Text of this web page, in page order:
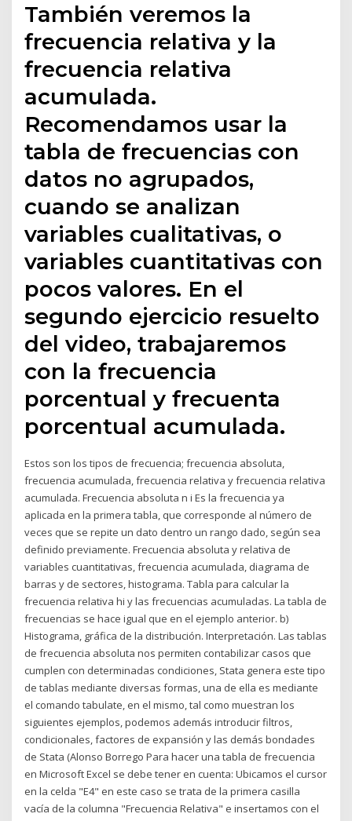
También veremos la
frecuencia relativa y la
frecuencia relativa
acumulada.
Recomendamos usar la
tabla de frecuencias con
datos no agrupados,
cuando se analizan
variables cualitativas, o
variables cuantitativas con
pocos valores. En el
segundo ejercicio resuelto
del video, trabajaremos
con la frecuencia
porcentual y frecuenta
porcentual acumulada.
Estos son los tipos de frecuencia; frecuencia absoluta,
frecuencia acumulada, frecuencia relativa y frecuencia relativa
acumulada. Frecuencia absoluta n i Es la frecuencia ya
aplicada en la primera tabla, que corresponde al número de
veces que se repite un dato dentro un rango dado, según sea
definido previamente. Frecuencia absoluta y relativa de
variables cuantitativas, frecuencia acumulada, diagrama de
barras y de sectores, histograma. Tabla para calcular la
frecuencia relativa hi y las frecuencias acumuladas. La tabla de
frecuencias se hace igual que en el ejemplo anterior. b)
Histograma, gráfica de la distribución. Interpretación. Las tablas
de frecuencia absoluta nos permiten contabilizar casos que
cumplen con determinadas condiciones, Stata genera este tipo
de tablas mediante diversas formas, una de ella es mediante
el comando tabulate, en el mismo, tal como muestran los
siguientes ejemplos, podemos además introducir filtros,
condicionales, factores de expansión y las demás bondades
de Stata (Alonso Borrego Para hacer una tabla de frecuencia
en Microsoft Excel se debe tener en cuenta: Ubicamos el cursor
en la celda "E4" en este caso se trata de la primera casilla
vacía de la columna "Frecuencia Relativa" e insertamos con el